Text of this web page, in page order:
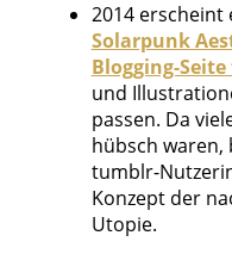
2014 erscheint
Solarpunk
Blogging-
und
passen. Da
hübsch
tumblr-
Konzept der
Utopie.